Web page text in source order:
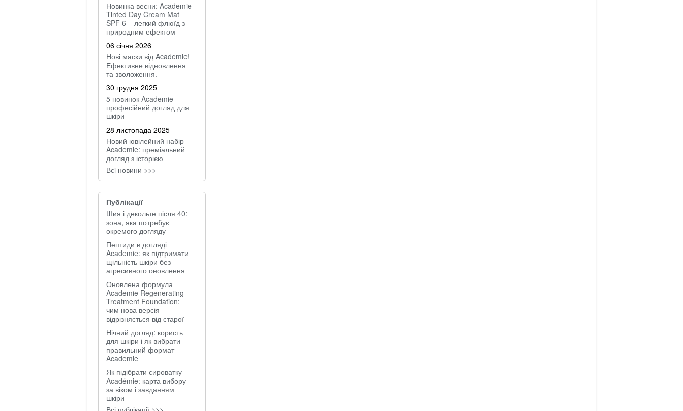
Новинка весни: Academie
Tinted Day Cream Mat
SPF 6 – легкий флюїд з
природним ефектом
06 січня 2026
Нові маски від Academie!
Ефективне відновлення
та зволоження.
30 грудня 2025
5 новинок Academie -
професійний догляд для
шкіри
28 листопада 2025
Новий ювілейний набір
Academie: преміальний
догляд з історією
Всi новини >>>
Публікації
Шия і декольте після 40:
зона, яка потребує
окремого догляду
Пептиди в догляді
Academie: як підтримати
щільність шкіри без
агресивного оновлення
Оновлена формула
Academie Regenerating
Treatment Foundation:
чим нова версія
відрізняється від старої
Нічний догляд: користь
для шкіри і як вибрати
правильний формат
Academie
Як підібрати сироватку
Académie: карта вибору
за віком і завданням
шкіри